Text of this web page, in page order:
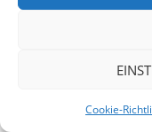
Cookie-
scheint
Und sie